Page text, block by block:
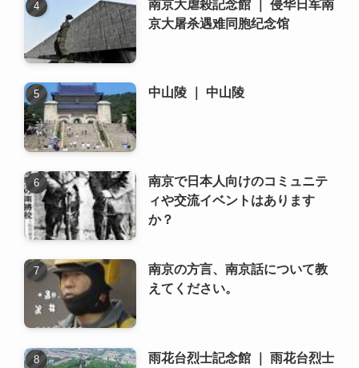
南京大虐殺記念館 ｜ 侵华日军南
京大屠杀遇难同胞纪念馆
中山陵 ｜ 中山陵
南京で日本人向けのコミュニテ
ィや交流イベントはあります
か？
南京の方言、南京話について教
えてください。
雨花台烈士記念館 ｜ 雨花台烈士